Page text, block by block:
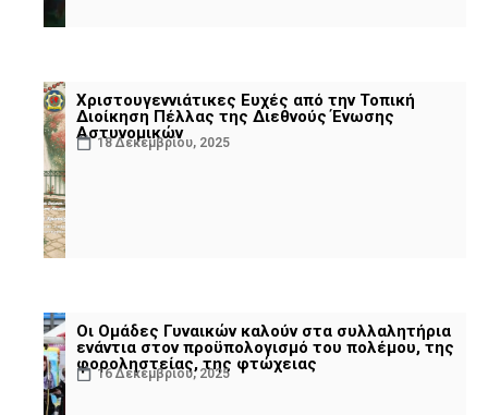
Χριστουγεννιάτικες Ευχές από την Τοπική
Διοίκηση Πέλλας της Διεθνούς Ένωσης
Αστυνομικών
18 Δεκεμβρίου, 2025
Οι Ομάδες Γυναικών καλούν στα συλλαλητήρια
ενάντια στον προϋπολογισμό του πολέμου, της
φοροληστείας, της φτώχειας
16 Δεκεμβρίου, 2025